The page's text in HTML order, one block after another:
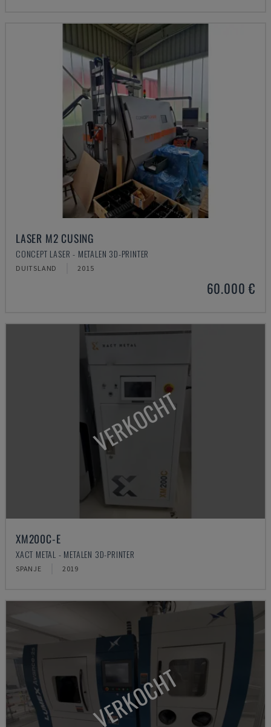
LASER M2 CUSING
CONCEPT LASER - METALEN 3D-PRINTER
DUITSLAND 2015
60.000 €
VERKOCHT
XM200C-E
XACT METAL - METALEN 3D-PRINTER
SPANJE 2019
VERKOCHT